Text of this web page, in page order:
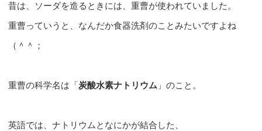
昔は、ソーダを造るときには、重曹が使われていました。
重曹っていうと、なんだか食器洗剤のことみたいですよね
（＾＾；
重曹の科学名は「炭酸水素ナトリウム 」のこと。
英語では、ナトリウムとなにかが結合した、